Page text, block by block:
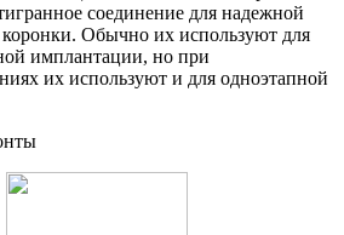
соединение для надежной
Обычно их используют для
имплантации, но при
их используют и для одноэтапной